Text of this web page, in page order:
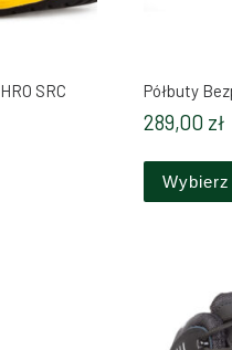
SRC
produkt ma wiele wariantów.
Półbuty
289,00 zł